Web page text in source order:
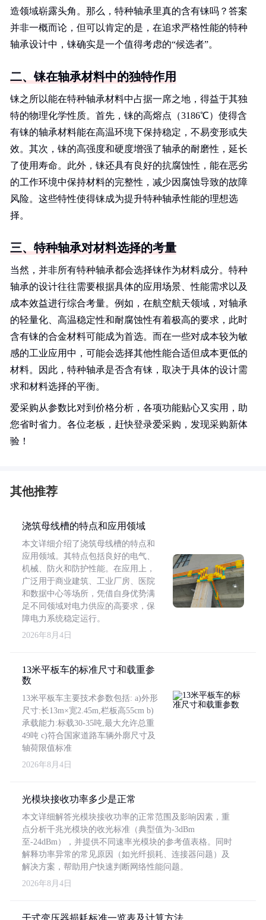
造领域崭露头角。那么，特种轴承里真的含有铼吗？答案
并非一概而论，但可以肯定的是，在追求严格性能的特种
轴承设计中，铼确实是一个值得考虑的“候选者”。
二、铼在轴承材料中的独特作用
铼之所以能在特种轴承材料中占据一席之地，得益于其独
特的物理化学性质。首先，铼的高熔点（3186℃）使得含
有铼的轴承材料能在高温环境下保持稳定，不易变形或失
效。其次，铼的高强度和硬度增强了轴承的耐磨性，延长
了使用寿命。此外，铼还具有良好的抗腐蚀性，能在恶劣
的工作环境中保持材料的完整性，减少因腐蚀导致的故障
风险。这些特性使得铼成为提升特种轴承性能的理想选
择。
三、特种轴承对材料选择的考量
当然，并非所有特种轴承都会选择铼作为材料成分。特种
轴承的设计往往需要根据具体的应用场景、性能需求以及
成本效益进行综合考量。例如，在航空航天领域，对轴承
的轻量化、高温稳定性和耐腐蚀性有着极高的要求，此时
含有铼的合金材料可能成为首选。而在一些对成本较为敏
感的工业应用中，可能会选择其他性能合适但成本更低的
材料。因此，特种轴承是否含有铼，取决于具体的设计需
求和材料选择的平衡。
爱采购从参数比对到价格分析，各项功能贴心又实用，助
您省时省力。各位老板，赶快登录爱采购，发现采购新体
验！
其他推荐
浇筑母线槽的特点和应用领域
本文详细介绍了浇筑母线槽的特点和
应用领域。其特点包括良好的电气、
机械、防火和防护性能。在应用上，
广泛用于商业建筑、工业厂房、医院
和数据中心等场所，凭借自身优势满
足不同领域对电力供应的高要求，保
障电力系统稳定运行。
2026年8月4日
13米平板车的标准尺寸和载重参
数
13米平板车主要技术参数包括: a)外形
尺寸:长13m×宽2.45m,栏板高55cm b)
承载能力:标载30-35吨,最大允许总重
49吨 c)符合国家道路车辆外廓尺寸及
轴荷限值标准
2026年8月4日
光模块接收功率多少是正常
本文详细解答光模块接收功率的正常范围及影响因素，重
点分析千兆光模块的收光标准（典型值为-3dBm
至-24dBm），并提供不同速率光模块的参考值表格。同时
解释功率异常的常见原因（如光纤损耗、连接器问题）及
解决方案，帮助用户快速判断网络性能问题。
2026年8月4日
干式变压器损耗标准一览表及计算方法